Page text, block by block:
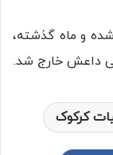
شده و ماه گذشته،
کرکوک